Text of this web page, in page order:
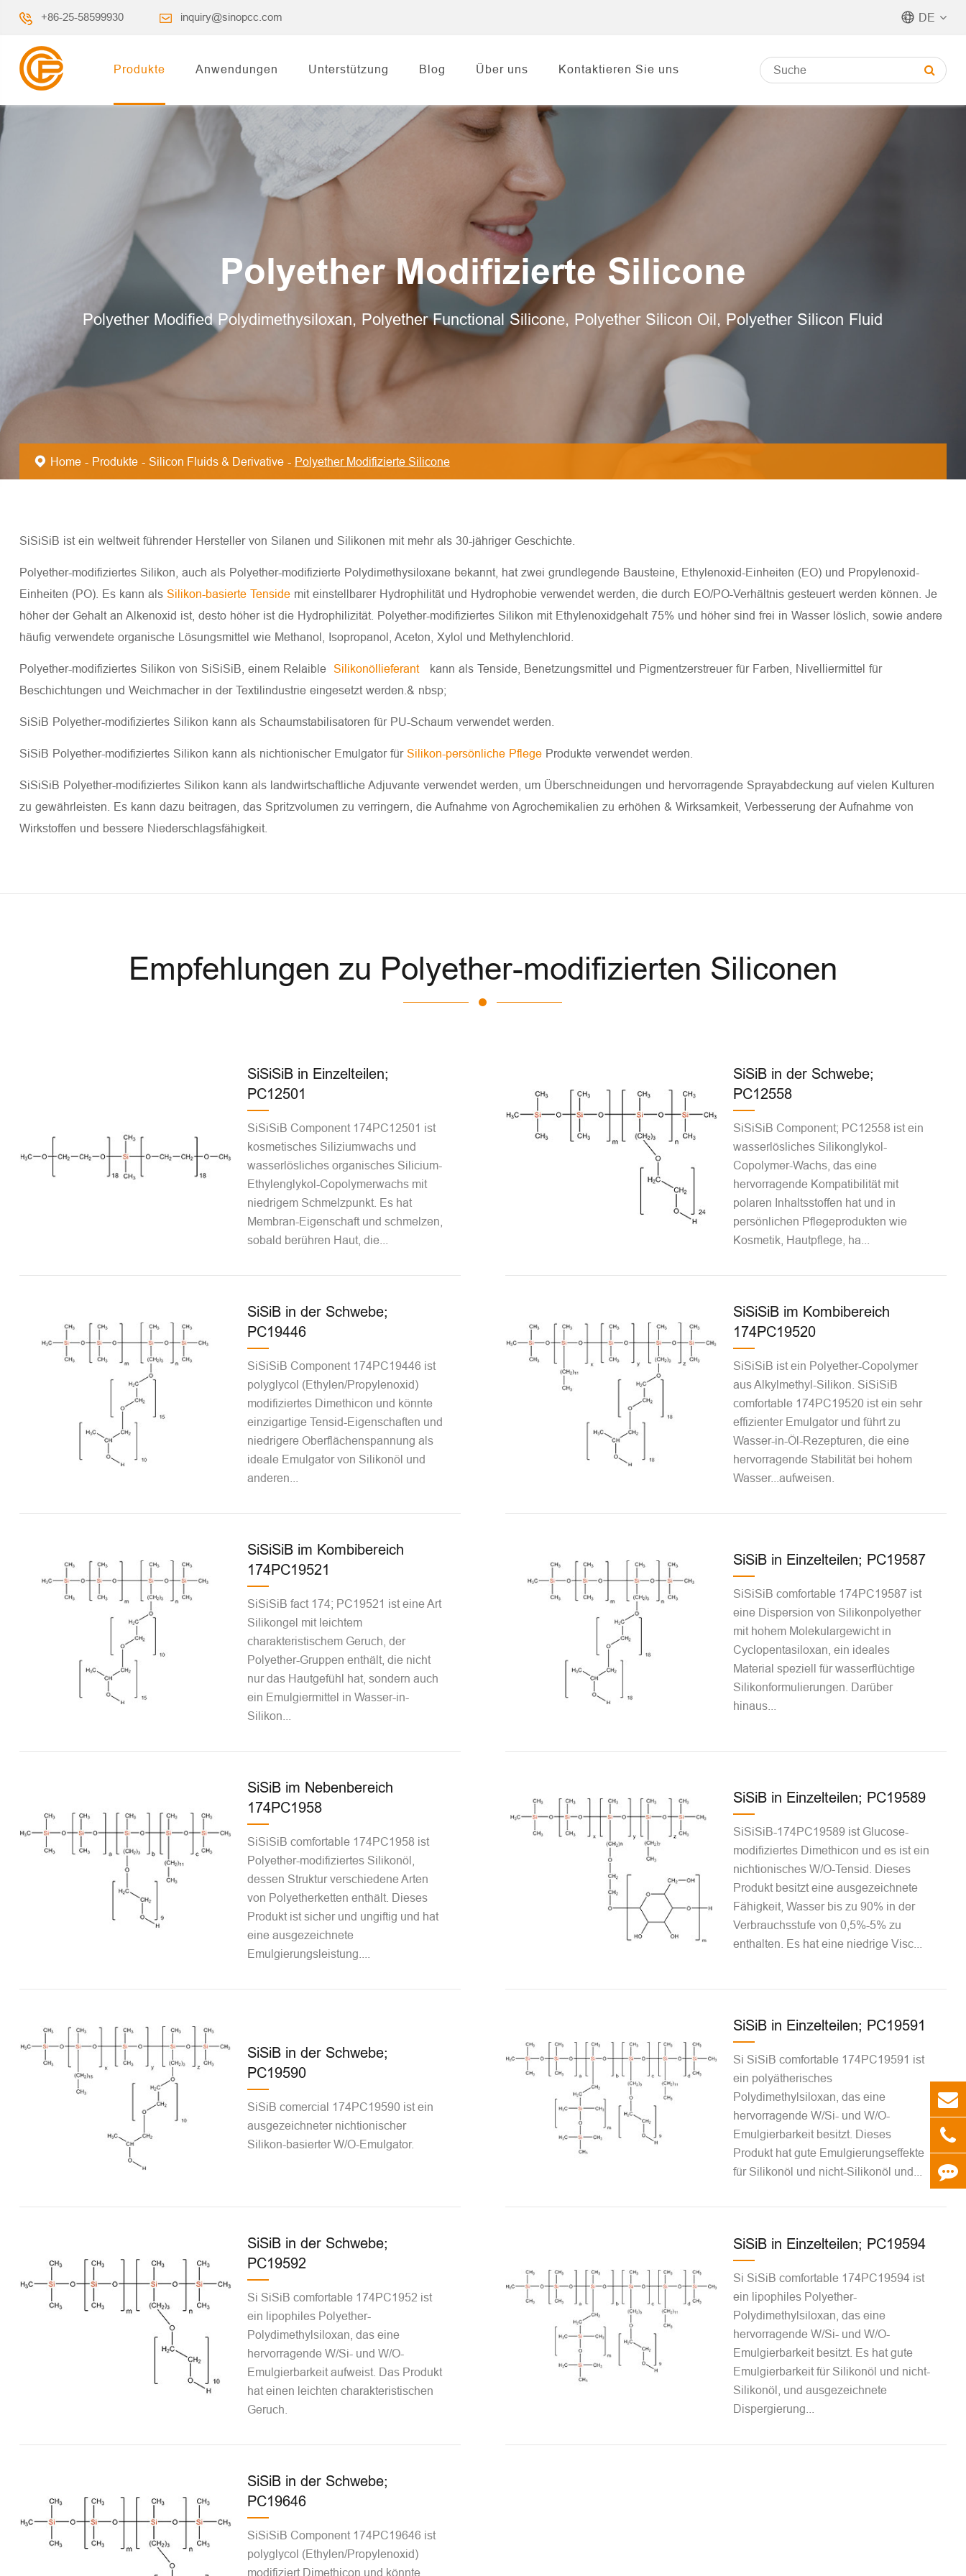
+86-25-58599930 inquiry@sinopcc.com DE
Produkte Anwendungen Unterstützung Blog Über uns Kontaktieren Sie uns
Polyether Modifizierte Silicone
Polyether Modified Polydimethysiloxan, Polyether Functional Silicone, Polyether Silicon Oil, Polyether Silicon Fluid
Home Produkte Silicon Fluids & Derivative Polyether Modifizierte Silicone
SiSiSiB ist ein weltweit führender Hersteller von Silanen und Silikonen mit mehr als 30-jähriger Geschichte.
Polyether-modifiziertes Silikon, auch als Polyether-modifizierte Polydimethysiloxane bekannt, hat zwei grundlegende Bausteine, Ethylenoxid-Einheiten (EO) und Propylenoxid-
Einheiten (PO). Es kann als Silikon-basierte Tenside mit einstellbarer Hydrophilität und Hydrophobie verwendet werden, die durch EO/PO-Verhältnis gesteuert werden können. Je
höher der Gehalt an Alkenoxid ist, desto höher ist die Hydrophilizität. Polyether-modifiziertes Silikon mit Ethylenoxidgehalt 75% und höher sind frei in Wasser löslich, sowie andere
häufig verwendete organische Lösungsmittel wie Methanol, Isopropanol, Aceton, Xylol und Methylenchlorid.
Polyether-modifiziertes Silikon von SiSiSiB, einem Relaible Silikonöllieferant
kann als Tenside, Benetzungsmittel und Pigmentzerstreuer für Farben, Nivelliermittel für
Beschichtungen und Weichmacher in der Textilindustrie eingesetzt werden.& nbsp;
SiSiB Polyether-modifiziertes Silikon kann als Schaumstabilisatoren für PU-Schaum verwendet werden.
SiSiB Polyether-modifiziertes Silikon kann als nichtionischer Emulgator für Silikon-persönliche Pflege Produkte verwendet werden.
SiSiSiB Polyether-modifiziertes Silikon kann als landwirtschaftliche Adjuvante verwendet werden, um Überschneidungen und hervorragende Sprayabdeckung auf vielen Kulturen
zu gewährleisten. Es kann dazu beitragen, das Spritzvolumen zu verringern, die Aufnahme von Agrochemikalien zu erhöhen & Wirksamkeit, Verbesserung der Aufnahme von
Wirkstoffen und bessere Niederschlagsfähigkeit.
Empfehlungen zu Polyether-modifizierten Siliconen
SiSiSiB in Einzelteilen;
PC12501
SiSiSiB Component 174PC12501 ist
kosmetisches Siliziumwachs und
wasserlösliches organisches Silicium-
Ethylenglykol-Copolymerwachs mit
niedrigem Schmelzpunkt. Es hat
Membran-Eigenschaft und schmelzen,
sobald berühren Haut, die...
SiSiB in der Schwebe;
PC12558
SiSiSiB Component; PC12558 ist ein
wasserlösliches Silikonglykol-
Copolymer-Wachs, das eine
hervorragende Kompatibilität mit
polaren Inhaltsstoffen hat und in
persönlichen Pflegeprodukten wie
Kosmetik, Hautpflege, ha...
SiSiB in der Schwebe;
PC19446
SiSiSiB Component 174PC19446 ist
polyglycol (Ethylen/Propylenoxid)
modifiziertes Dimethicon und könnte
einzigartige Tensid-Eigenschaften und
niedrigere Oberflächenspannung als
ideale Emulgator von Silikonöl und
anderen...
SiSiSiB im Kombibereich
174PC19520
SiSiSiB ist ein Polyether-Copolymer
aus Alkylmethyl-Silikon. SiSiSiB
comfortable 174PC19520 ist ein sehr
effizienter Emulgator und führt zu
Wasser-in-Öl-Rezepturen, die eine
hervorragende Stabilität bei hohem
Wasser...aufweisen.
SiSiSiB im Kombibereich
174PC19521
SiSiSiB fact 174; PC19521 ist eine Art
Silikongel mit leichtem
charakteristischem Geruch, der
Polyether-Gruppen enthält, die nicht
nur das Hautgefühl hat, sondern auch
ein Emulgiermittel in Wasser-in-
Silikon...
SiSiB in Einzelteilen; PC19587
SiSiSiB comfortable 174PC19587 ist
eine Dispersion von Silikonpolyether
mit hohem Molekulargewicht in
Cyclopentasiloxan, ein ideales
Material speziell für wasserflüchtige
Silikonformulierungen. Darüber
hinaus...
SiSiB im Nebenbereich
174PC1958
SiSiSiB comfortable 174PC1958 ist
Polyether-modifiziertes Silikonöl,
dessen Struktur verschiedene Arten
von Polyetherketten enthält. Dieses
Produkt ist sicher und ungiftig und hat
eine ausgezeichnete
Emulgierungsleistung....
SiSiB in Einzelteilen; PC19589
SiSiSiB-174PC19589 ist Glucose-
modifiziertes Dimethicon und es ist ein
nichtionisches W/O-Tensid. Dieses
Produkt besitzt eine ausgezeichnete
Fähigkeit, Wasser bis zu 90% in der
Verbrauchsstufe von 0,5%-5% zu
enthalten. Es hat eine niedrige Visc...
SiSiB in der Schwebe;
PC19590
SiSiB comercial 174PC19590 ist ein
ausgezeichneter nichtionischer
Silikon-basierter W/O-Emulgator.
SiSiB in Einzelteilen; PC19591
Si SiSiB comfortable 174PC19591 ist
ein polyätherisches
Polydimethylsiloxan, das eine
hervorragende W/Si- und W/O-
Emulgierbarkeit besitzt. Dieses
Produkt hat gute Emulgierungseffekte
für Silikonöl und nicht-Silikonöl und...
SiSiB in der Schwebe;
PC19592
Si SiSiB comfortable 174PC1952 ist
ein lipophiles Polyether-
Polydimethylsiloxan, das eine
hervorragende W/Si- und W/O-
Emulgierbarkeit aufweist. Das Produkt
hat einen leichten charakteristischen
Geruch.
SiSiB in Einzelteilen; PC19594
Si SiSiB comfortable 174PC19594 ist
ein lipophiles Polyether-
Polydimethylsiloxan, das eine
hervorragende W/Si- und W/O-
Emulgierbarkeit besitzt. Es hat gute
Emulgierbarkeit für Silikonöl und nicht-
Silikonöl, und ausgezeichnete
Dispergierung...
SiSiB in der Schwebe;
PC19646
SiSiSiB Component 174PC19646 ist
polyglycol (Ethylen/Propylenoxid)
modifiziert Dimethicon und könnte